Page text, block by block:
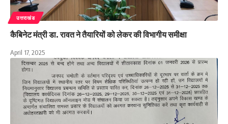
उत्तराखंड
कैबिनेट मंत्री डा. रावत ने तैयारियों को लेकर की विभागीय समीक्षा
April 17, 2025